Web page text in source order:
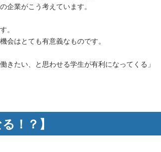
企業がこう考えています。
。
はとても有意義なものです。
きたい、と思わせる学生が有利になってくる」
！？】